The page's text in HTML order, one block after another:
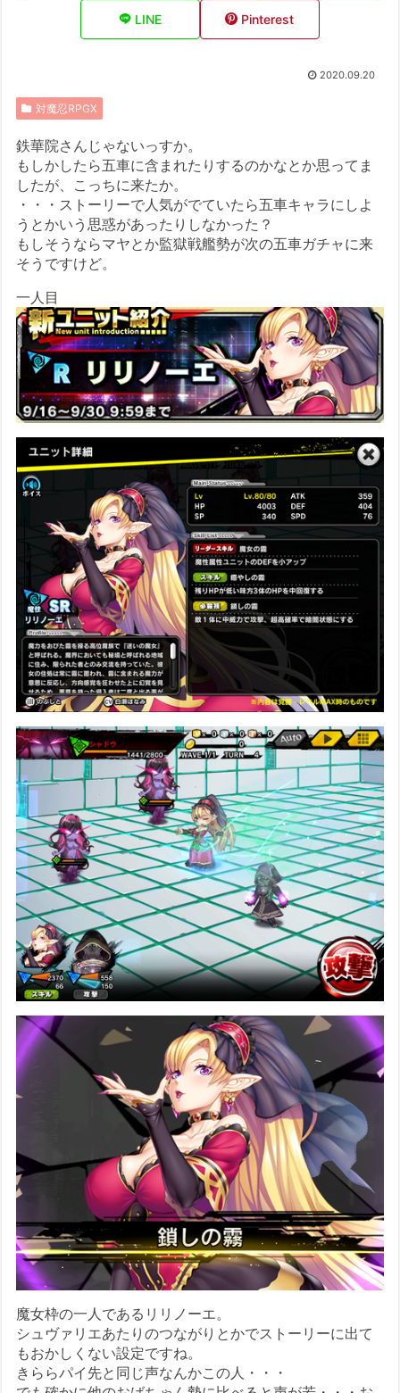
LINE Pinterest
2020.09.20
対魔忍RPGX
鉄華院さんじゃないっすか。
もしかしたら五車に含まれたりするのかなとか思ってま
したが、こっちに来たか。
・・・ストーリーで人気がでていたら五車キャラにしよ
うとかいう思惑があったりしなかった？
もしそうならマヤとか監獄戦艦勢が次の五車ガチャに来
そうですけど。
一人目
魔女枠の一人であるリリノーエ。
シュヴァリエあたりのつながりとかでストーリーに出て
もおかしくない設定ですね。
きららパイ先と同じ声なんかこの人・・・